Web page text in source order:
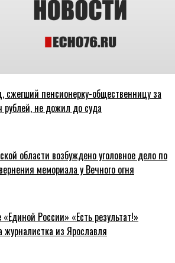
сжегший пенсионерку-общественницу за
не дожил до суда
области возбуждено уголовное дело по
мемориала у Вечного огня
России» «Есть результат!»
журналистка из Ярославля